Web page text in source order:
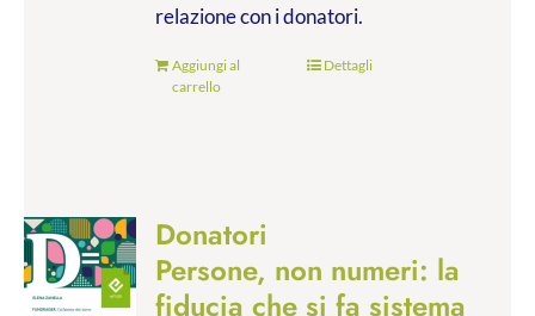
relazione con i donatori.
Aggiungi al
carrello
Dettagli
Donatori
Persone, non numeri: la
fiducia che si fa sistema